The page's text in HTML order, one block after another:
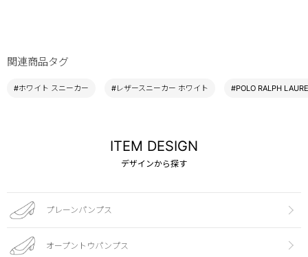
関連商品タグ
#ホワイト スニーカー #レザースニーカー ホワイト #POLO RALPH
ITEM DESIGN
デザインから探す
プレーンパンプス
オープントウパンプス